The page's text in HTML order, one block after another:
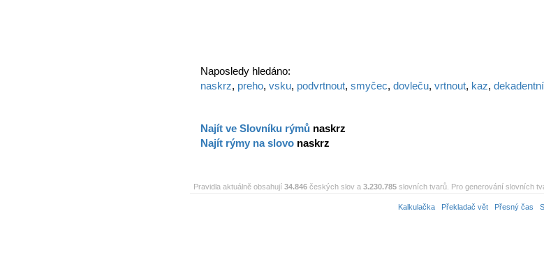
Naposledy hledáno:
naskrz, preho, vsku, podvrtnout, smyčec, dovleču, vrtnout, kaz, dekadentní
Najít ve Slovníku rýmů naskrz
Najít rýmy na slovo naskrz
Pravidla aktuálně obsahují 34.846 českých slov a 3.230.785 slovních tvarů. Pro generování slovních
Kalkulačka Překladač vět Přesný čas